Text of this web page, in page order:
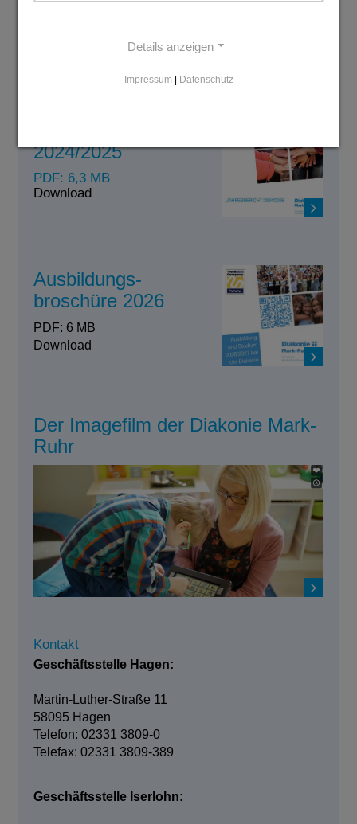
2024/2025
PDF: 6,3 MB
Download
Ausbildungs-
broschüre 2026
PDF: 6 MB
Download
Der Imagefilm der Diakonie Mark-
Ruhr
Kontakt
Geschäftsstelle Hagen:
Martin-Luther-Straße 11
58095 Hagen
Telefon: 02331 3809-0
Telefax: 02331 3809-389
Geschäftsstelle Iserlohn:
Details anzeigen
Impressum Datenschutz